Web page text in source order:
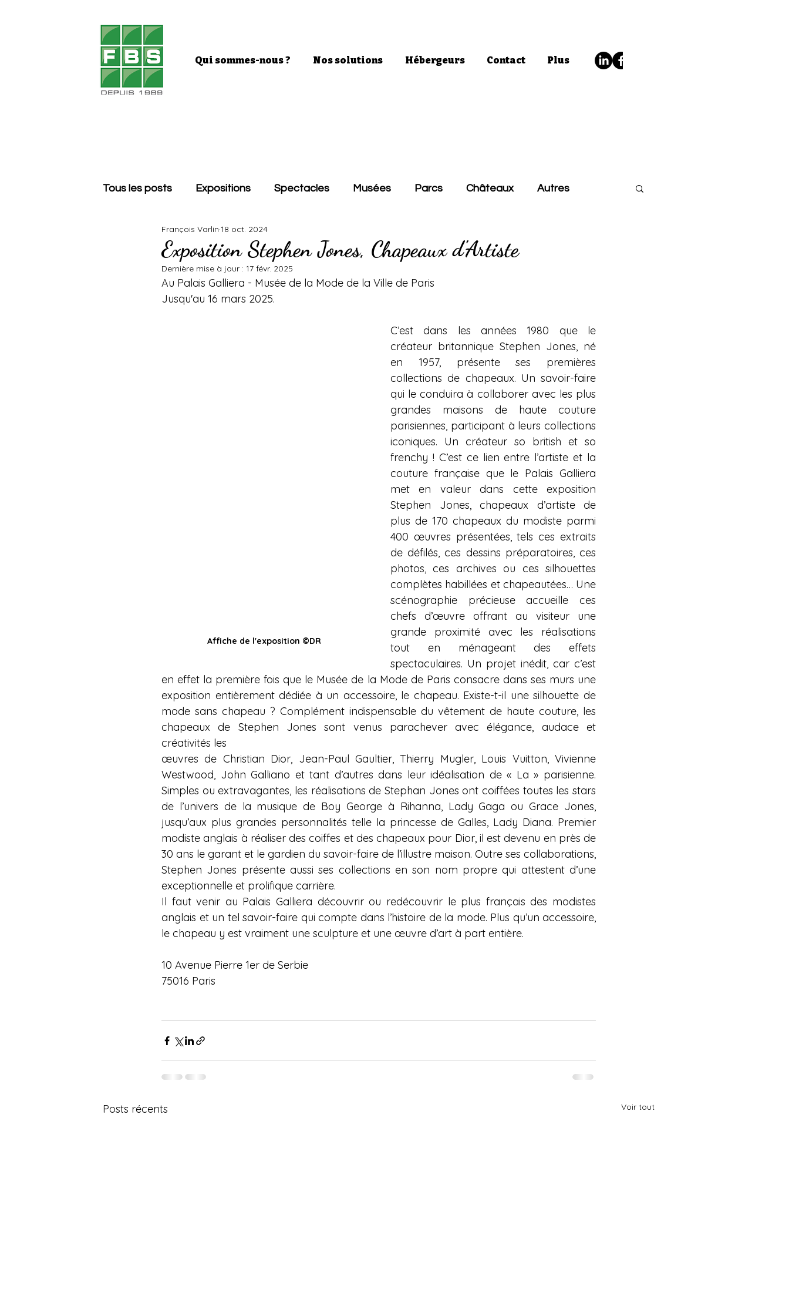
Qui sommes-nous ? Nos solutions Hébergeurs Contact Plus
Tous les posts Expositions Spectacles Musées Parcs Châteaux Autres
Exposition Stephen Jones, Chapeaux d'Artiste
François Varlin 18 oct. 2024
Dernière mise à jour : 17 févr. 2025
Au Palais Galliera - Musée de la Mode de la Ville de Paris
Jusqu'au 16 mars 2025.
Affiche de l'exposition ©DR
C’est dans les années 1980 que le
créateur britannique Stephen Jones, né
en 1957, présente ses premières
collections de chapeaux. Un savoir-faire
qui le conduira à collaborer avec les plus
grandes maisons de haute couture
parisiennes, participant à leurs collections
iconiques. Un créateur so british et so
frenchy ! C’est ce lien entre l’artiste et la
couture française que le Palais Galliera
met en valeur dans cette exposition
Stephen Jones, chapeaux d’artiste de
plus de 170 chapeaux du modiste parmi
400 œuvres présentées, tels ces extraits
de défilés, ces dessins préparatoires, ces
photos, ces archives ou ces silhouettes
complètes habillées et chapeautées… Une
scénographie précieuse accueille ces
chefs d’œuvre offrant au visiteur une
grande proximité avec les réalisations
tout en ménageant des effets
spectaculaires. Un projet inédit, car c’est
en effet la première fois que le Musée de la Mode de Paris consacre dans ses murs une
exposition entièrement dédiée à un accessoire, le chapeau. Existe-t-il une silhouette de
mode sans chapeau ? Complément indispensable du vêtement de haute couture, les
chapeaux de Stephen Jones sont venus parachever avec élégance, audace et
créativités les
œuvres de Christian Dior, Jean-Paul Gaultier, Thierry Mugler, Louis Vuitton, Vivienne
Westwood, John Galliano et tant d’autres dans leur idéalisation de « La » parisienne.
Simples ou extravagantes, les réalisations de Stephan Jones ont coiffées toutes les stars
de l’univers de la musique de Boy George à Rihanna, Lady Gaga ou Grace Jones,
jusqu’aux plus grandes personnalités telle la princesse de Galles, Lady Diana. Premier
modiste anglais à réaliser des coiffes et des chapeaux pour Dior, il est devenu en près de
30 ans le garant et le gardien du savoir-faire de l’illustre maison. Outre ses collaborations,
Stephen Jones présente aussi ses collections en son nom propre qui attestent d’une
exceptionnelle et prolifique carrière.
Il faut venir au Palais Galliera découvrir ou redécouvrir le plus français des modistes
anglais et un tel savoir-faire qui compte dans l’histoire de la mode. Plus qu’un accessoire,
le chapeau y est vraiment une sculpture et une œuvre d’art à part entière.
10 Avenue Pierre 1er de Serbie
75016 Paris
Posts récents Voir tout